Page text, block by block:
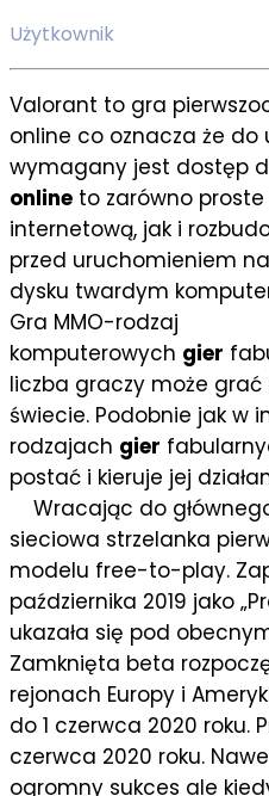
Użytkownik
Valorant to gra
online co oznacza że do
wymagany jest dostęp
online to zarówno proste
internetową, jak i
przed uruchomieniem
dysku twardym
Gra MMO-rodzaj
komputerowych gier
liczba graczy może
świecie. Podobnie jak w
rodzajach gier
postać i kieruje jej
Wracając do
sieciowa strzelanka
modelu free-to-play.
października 2019 jako
ukazała się pod
Zamknięta beta
rejonach Europy i
do 1 czerwca 2020 roku.
czerwca 2020 roku.
ogromny sukces ale